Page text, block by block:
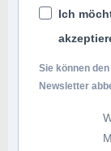
Ich
Sie können
Newsletter